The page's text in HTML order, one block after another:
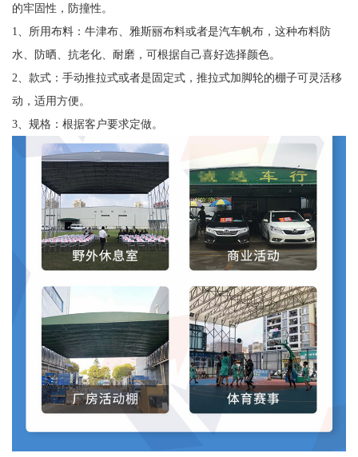
的牢固性，防撞性。
1、所用布料：牛津布、雅斯丽布料或者是汽车帆布，这种布料防
水、防晒、抗老化、耐磨，可根据自己喜好选择颜色。
2、款式：手动推拉式或者是固定式，推拉式加脚轮的棚子可灵活移
动，适用方便。
3、规格：根据客户要求定做。